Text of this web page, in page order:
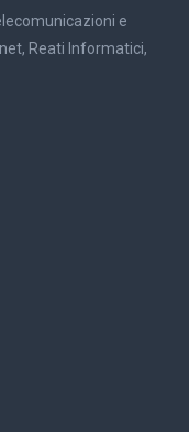
e
Reati Informatici,